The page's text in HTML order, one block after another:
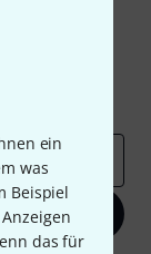
ein
was
Beispiel
das für
mit